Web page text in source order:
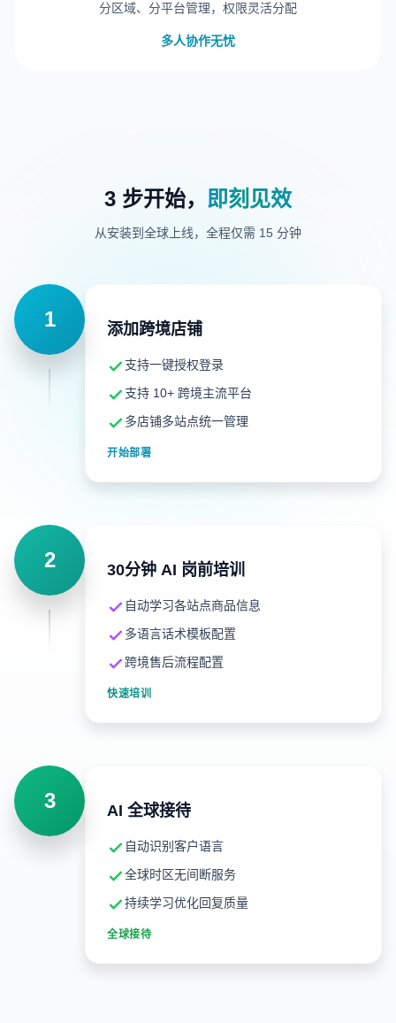
分区域、分平台管理，权限灵活分配
多人协作无忧
3 步开始， 即刻见效
从安装到全球上线，全程仅需 15 分钟
1 添加跨境店铺
支持一键授权登录
支持 10+ 跨境主流平台
多店铺多站点统一管理
开始部署
2 30分钟 AI 岗前培训
自动学习各站点商品信息
多语言话术模板配置
跨境售后流程配置
快速培训
3 AI 全球接待
自动识别客户语言
全球时区无间断服务
持续学习优化回复质量
全球接待